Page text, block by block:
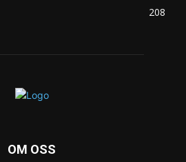
208
OM OSS